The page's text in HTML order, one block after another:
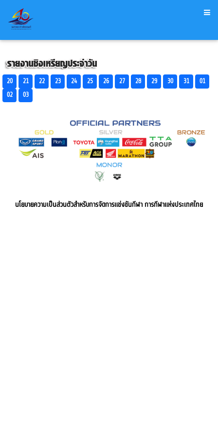
20 21 22 23 24 25 26 27 28 29 30 31
01
02
03
นโยบายความเป็นส่วนตัวสำหรับการจัดการแข่งขันกีฬา การกีฬาแห่งประเทศไทย